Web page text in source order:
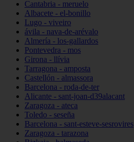
Cantabria - meruelo
Albacete - el-bonillo
Lugo - viveiro
ávila - nava-de-arévalo
Almería - los-gallardos
Pontevedra - mos
Girona - llívia
Tarragona - amposta
Castellón - almassora
Barcelona - roda-de-ter
Alicante - sant-joan-d39alacant
Zaragoza - ateca
Toledo - seseña
Barcelona - sant-esteve-sesrovires
Zaragoza - tarazona